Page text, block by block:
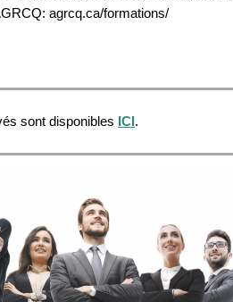
agrcq.ca/formations/
sont disponibles ICI.